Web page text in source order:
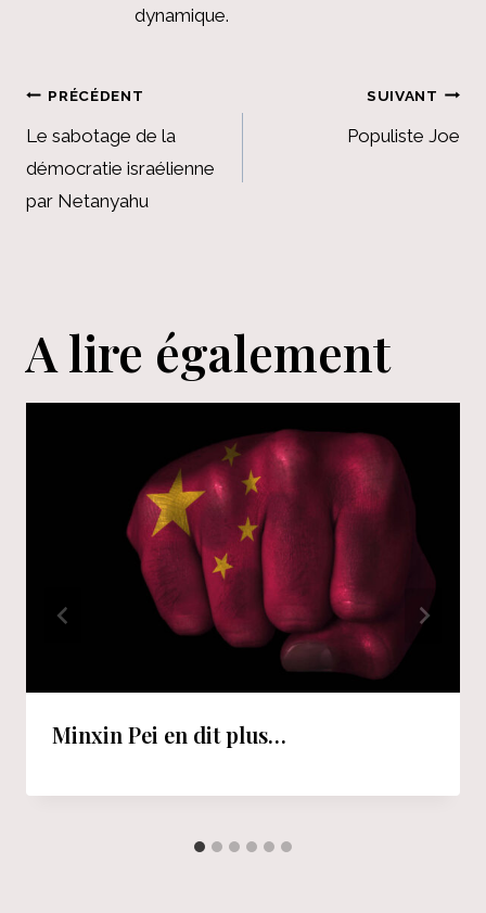
dynamique.
Navigation
de
l’article
PRÉCÉDENT
Le sabotage de la
démocratie israélienne
par Netanyahu
SUIVANT
Populiste Joe
A lire également
Minxin Pei en dit plus…